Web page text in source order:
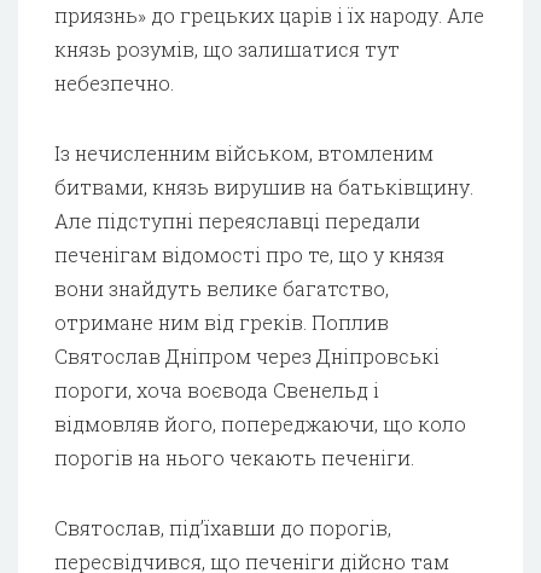
приязнь» до грецьких царів і їх народу. Але
князь розумів, що залишатися тут
небезпечно.
Із нечисленним військом, втомленим
битвами, князь вирушив на батьківщину.
Але підступні переяславці передали
печенігам відомості про те, що у князя
вони знайдуть велике багатство,
отримане ним від греків. Поплив
Святослав Дніпром через Дніпровські
пороги, хоча воєвода Свенельд і
відмовляв його, попереджаючи, що коло
порогів на нього чекають печеніги.
Святослав, під’їхавши до порогів,
пересвідчився, що печеніги дійсно там